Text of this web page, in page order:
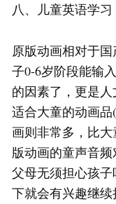
八、儿童英语学
原版动画相对于
子0-6岁阶段能输
的因素了，更是
适合大童的动画
画则非常多，比
版动画的童声音
父母无须担心孩
下就会有兴趣继